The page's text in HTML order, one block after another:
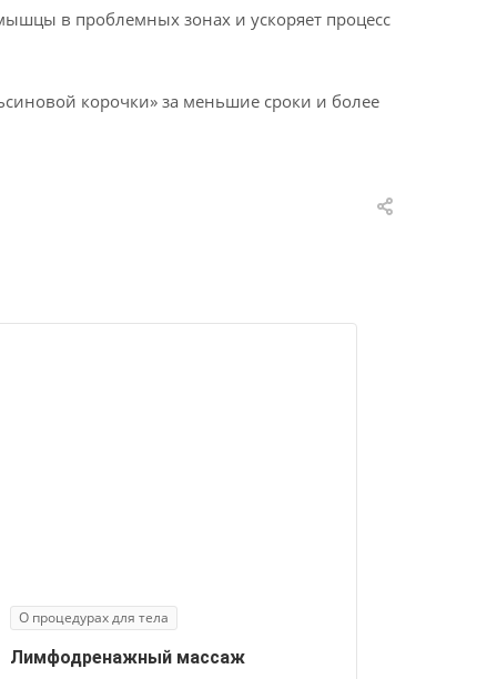
в проблемных зонах и ускоряет процесс
корочки» за меньшие сроки и более
О процедурах для тела
Лимфодренажный массаж